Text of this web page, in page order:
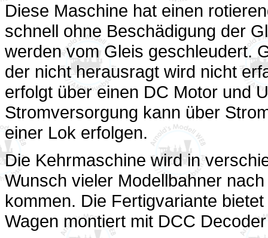
Diese Maschine hat einen
schnell ohne Beschädigung der
werden vom Gleis geschleudert.
der nicht herausragt wird nicht
erfolgt über einen DC Motor und
Stromversorgung kann über
einer Lok erfolgen.
Die Kehrmaschine wird in
Wunsch vieler Modellbahner
kommen. Die Fertigvariante
Wagen montiert mit DCC